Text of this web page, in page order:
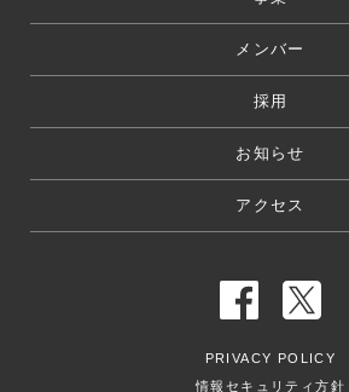
メンバー
採用
お知らせ
アクセス
PRIVACY POLICY
情報セキュリティ方針